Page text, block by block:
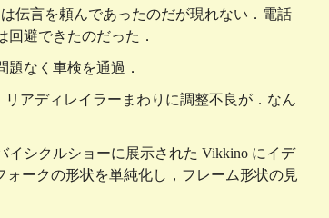
伝言を頼んであったのだが現れない．電話
避できたのだった．
なく車検を通過．
アディレイラーまわりに調整不良が．なん
シクルショーに展示された Vikkino にイデ
ークの形状を単純化し，フレーム形状の見